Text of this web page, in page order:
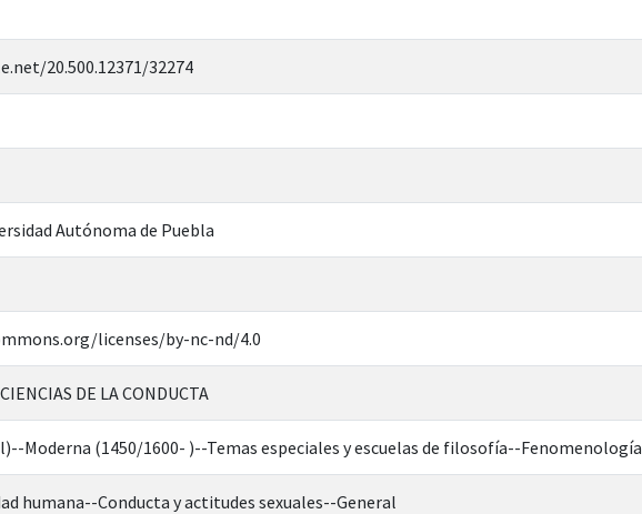
20.500.12371/32274
Autónoma de Puebla
licenses/by-nc-nd/4.0
DE LA CONDUCTA
Moderna (1450/1600- )--Temas especiales y escuelas de filosofía--Fenomenología
humana--Conducta y actitudes sexuales--General